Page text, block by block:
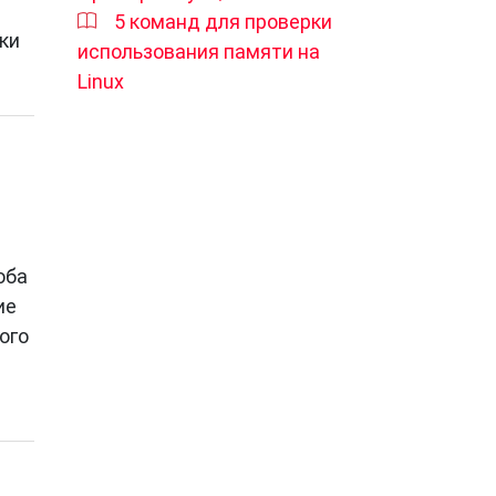
5 команд для проверки
использования памяти на
Linux